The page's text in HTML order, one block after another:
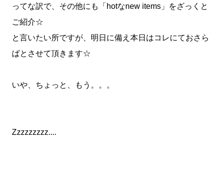
ってな訳で、その他にも「hotなnew items」をざっくと
ご紹介☆
と言いたい所ですが、明日に備え本日はコレにておさら
ばとさせて頂きます☆
いや、ちょっと、もう。。。
Zzzzzzzzz....